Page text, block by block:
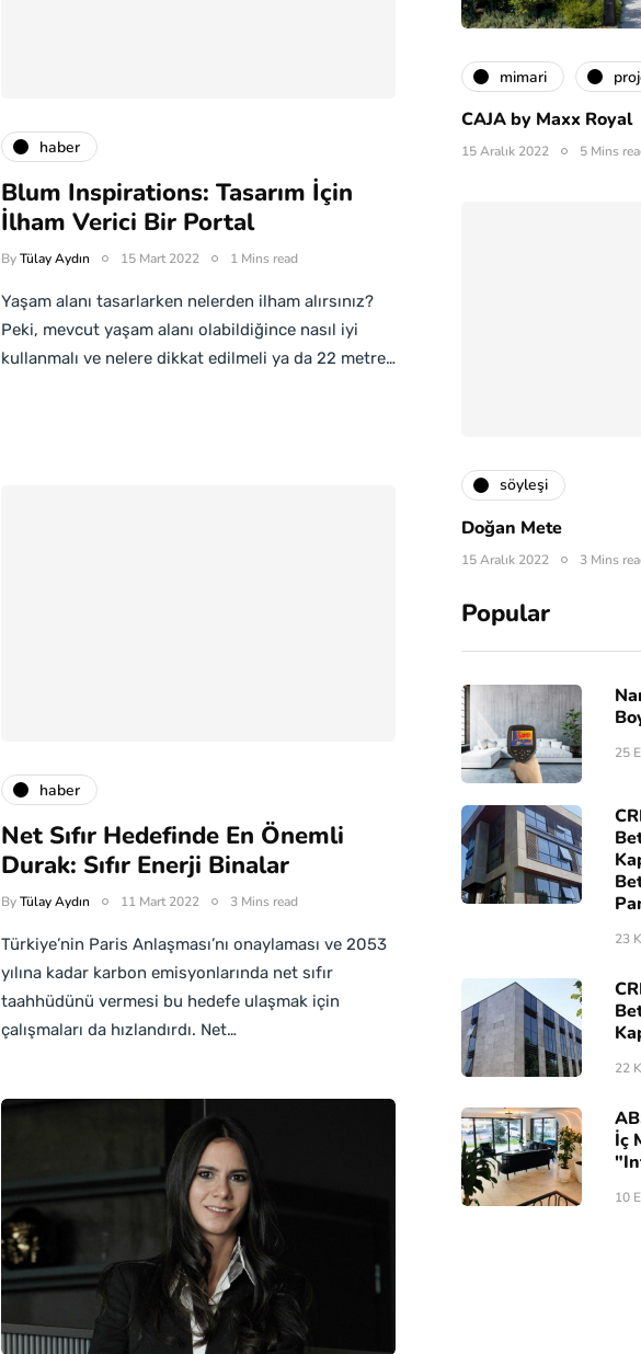
haber
Blum Inspirations: Tasarım İçin
İlham Verici Bir Portal
ByTülay Aydın 15 Mart 2022 1 Mins read
Yaşam alanı tasarlarken nelerden ilham alırsınız?
Peki, mevcut yaşam alanı olabildiğince nasıl iyi
kullanmalı ve nelere dikkat edilmeli ya da 22 metre…
haber
Net Sıfır Hedefinde En Önemli
Durak: Sıfır Enerji Binalar
ByTülay Aydın 11 Mart 2022 3 Mins read
Türkiye’nin Paris Anlaşması’nı onaylaması ve 2053
yılına kadar karbon emisyonlarında net sıfır
taahhüdünü vermesi bu hedefe ulaşmak için
çalışmaları da hızlandırdı. Net…
mimari
CAJA by Maxx Royal
15 Aralık 2022 5 Mins
söyleşi
Doğan Mete
15 Aralık 2022 3 Mins
Popular
25
23
22
İç
10